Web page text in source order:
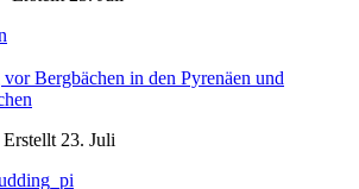
Bergbächen in den Pyrenäen und
Erstellt 23. Juli